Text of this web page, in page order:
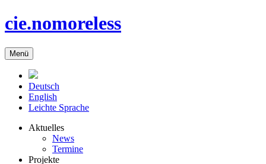
cie.nomoreless
Menü
Deutsch
English
Leichte Sprache
Aktuelles
News
Termine
Projekte